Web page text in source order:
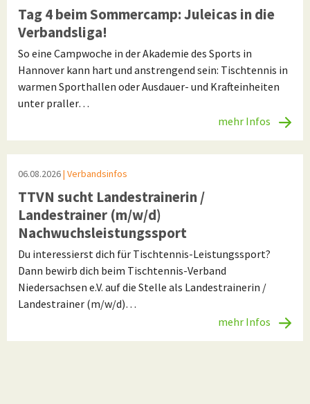
Tag 4 beim Sommercamp: Juleicas in die
Verbandsliga!
So eine Campwoche in der Akademie des Sports in
Hannover kann hart und anstrengend sein: Tischtennis in
warmen Sporthallen oder Ausdauer- und Krafteinheiten
unter praller…
mehr Infos
06.08.2026| Verbandsinfos
TTVN sucht Landestrainerin /
Landestrainer (m/w/d)
Nachwuchsleistungssport
Du interessierst dich für Tischtennis-Leistungssport?
Dann bewirb dich beim Tischtennis-Verband
Niedersachsen e.V. auf die Stelle als Landestrainerin /
Landestrainer (m/w/d)…
mehr Infos